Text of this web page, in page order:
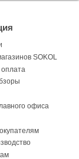
SOKOL
оплата
офиса